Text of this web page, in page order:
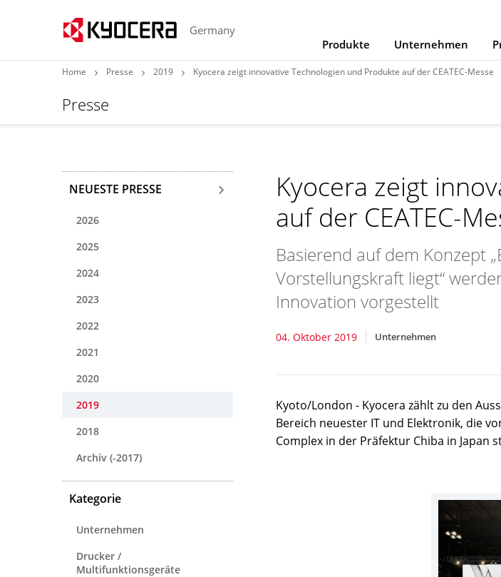
Germany
Produkte
Unternehmen
Home Presse 2019 Kyocera zeigt innovative Technologien und Produkte auf der CEATEC-Messe
Presse
Kyocera zeigt
auf der CEATEC-
Basierend auf dem Konzept
Vorstellungskraft liegt“
Innovation vorgestellt
04. Oktober 2019 Unternehmen
Kyoto/London - Kyocera zählt zu den
Bereich neuester IT und Elektronik, die
Complex in der Präfektur Chiba in Japan
NEUESTE PRESSE
2026
2025
2024
2023
2022
2021
2020
2019
2018
Archiv (-2017)
Kategorie
Unternehmen
Drucker /
Multifunktionsgeräte